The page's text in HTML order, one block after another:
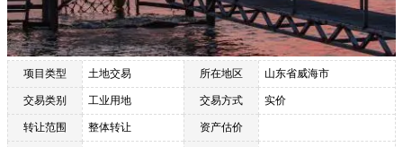
项目类型 土地交易 所在地区 山东省威海市
交易类别 工业用地 交易方式 实价
转让范围 整体转让 资产估价